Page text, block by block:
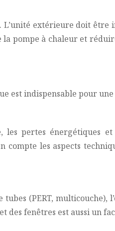
extérieure doit
pompe à chaleur et
est indispensable pour
pertes énergétiques et
les aspects
(PERT, multicouche),
fenêtres est aussi un